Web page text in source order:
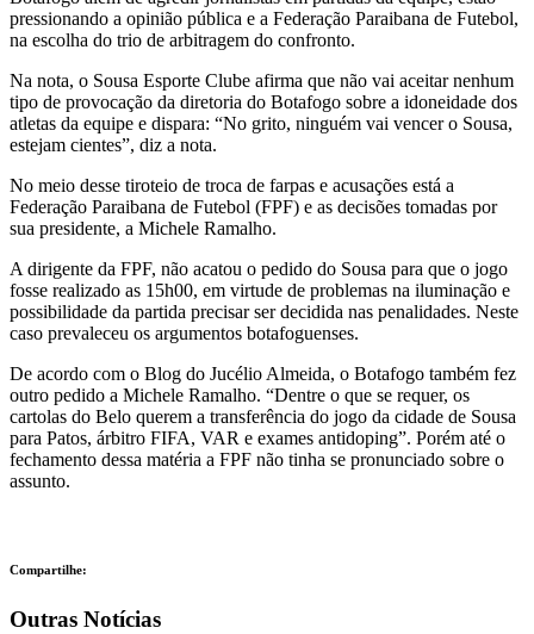
pressionando a opinião pública e a Federação Paraibana de Futebol,
na escolha do trio de arbitragem do confronto.
Na nota, o Sousa Esporte Clube afirma que não vai aceitar nenhum
tipo de provocação da diretoria do Botafogo sobre a idoneidade dos
atletas da equipe e dispara: “No grito, ninguém vai vencer o Sousa,
estejam cientes”, diz a nota.
No meio desse tiroteio de troca de farpas e acusações está a
Federação Paraibana de Futebol (FPF) e as decisões tomadas por
sua presidente, a Michele Ramalho.
A dirigente da FPF, não acatou o pedido do Sousa para que o jogo
fosse realizado as 15h00, em virtude de problemas na iluminação e
possibilidade da partida precisar ser decidida nas penalidades. Neste
caso prevaleceu os argumentos botafoguenses.
De acordo com o Blog do Jucélio Almeida, o Botafogo também fez
outro pedido a Michele Ramalho. “Dentre o que se requer, os
cartolas do Belo querem a transferência do jogo da cidade de Sousa
para Patos, árbitro FIFA, VAR e exames antidoping”. Porém até o
fechamento dessa matéria a FPF não tinha se pronunciado sobre o
assunto.
Compartilhe:
Outras Notícias